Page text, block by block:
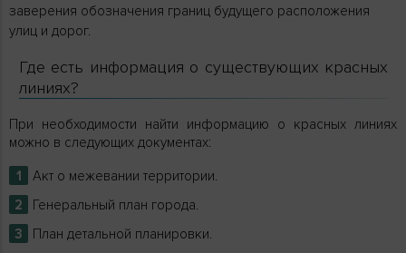
заверения обозначения границ будущего расположения
улиц и дорог.
Где есть информация о существующих красных
линиях?
При необходимости найти информацию о красных линиях
можно в следующих документах:
Акт о межевании территории.
Генеральный план города.
План детальной планировки.